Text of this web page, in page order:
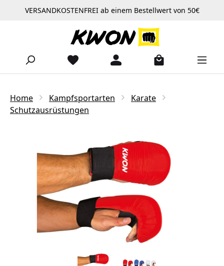
Zum Hauptinhalt springen
VERSANDKOSTENFREI ab einem Bestellwert von 50€
Home Kampfsportarten
Karate
Schutzausrüstungen